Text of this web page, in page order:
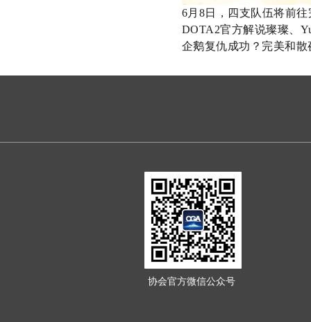
6月 8日，四支队伍将前
DOTA2官方解说璨璨、
企鹅复仇成功？完美和散
协会官方微信公众号